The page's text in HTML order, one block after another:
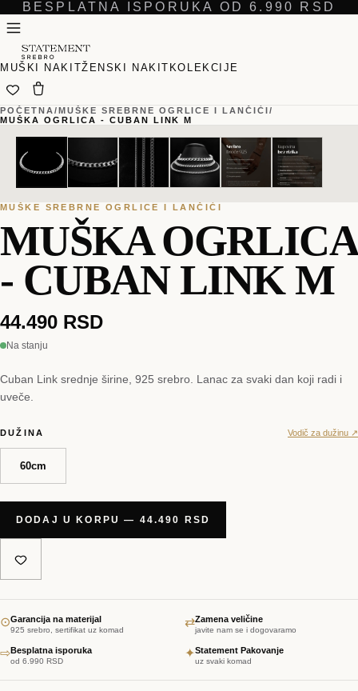
BESPLATNA ISPORUKA OD 6.990 RSD
MUŠKI NAKITŽENSKI NAKIT KOLEKCIJE
POČETNA /MUŠKE SREBRNE OGRLICE I LANČIĆI/
MUŠKA OGRLICA - CUBAN LINK M
MUŠKE SREBRNE OGRLICE I LANČIĆI
MUŠKA OGRLICA
- CUBAN LINK M
44.490 RSD
Na stanju
Cuban Link srednje širine, 925 srebro. Lanac za svaki dan koji radi i
uveče.
DUŽINA Vodič za dužinu ↗
60cm
DODAJ U KORPU — 44.490 RSD
⊙Garancija na materijal
925 srebro, sertifikat uz komad
⇄Zamena veličine
javite nam se i dogovaramo
⇨Besplatna isporuka
od 6.990 RSD
✦Statement Pakovanje
uz svaki komad